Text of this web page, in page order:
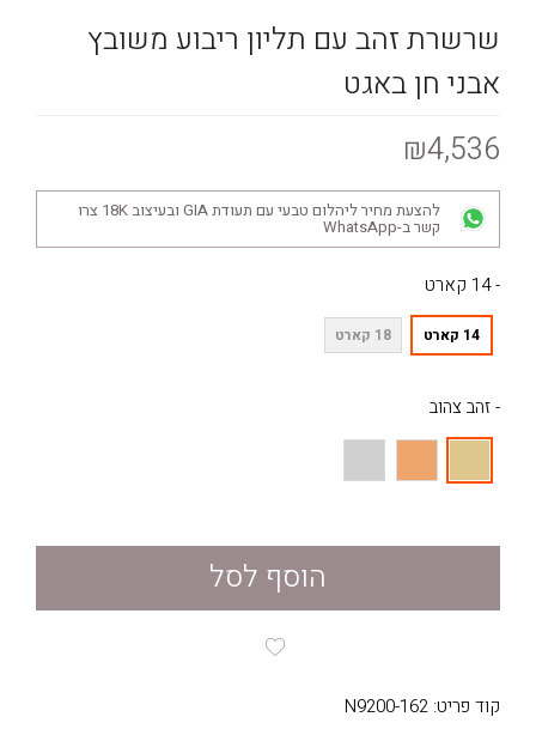
שרשרת זהב עם תליון ריבוע משובץ
אבני חן באגט
₪4,536
להצעת מחיר ליהלום טבעי עם תעודת GIA ובעיצוב 18K צרו
קשר ב-WhatsApp
- 14 קארט
14 קארט 18 קארט
- זהב צהוב
הוסף לסל
קוד פריט: N9200-162